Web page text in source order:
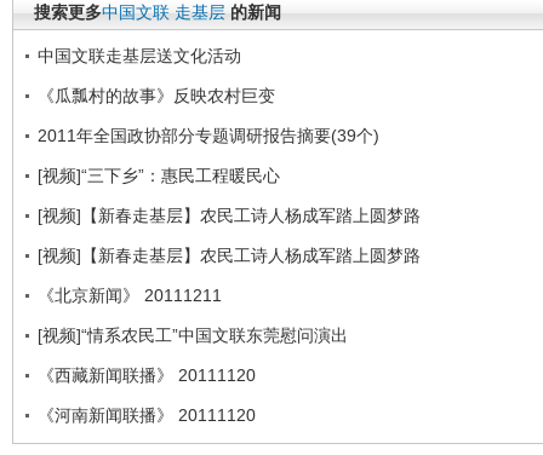
搜索更多中国文联 走基层 的新闻
中国文联走基层送文化活动
《瓜瓢村的故事》反映农村巨变
2011年全国政协部分专题调研报告摘要(39个)
[视频]“三下乡”：惠民工程暖民心
[视频]【新春走基层】农民工诗人杨成军踏上圆梦路
[视频]【新春走基层】农民工诗人杨成军踏上圆梦路
《北京新闻》 20111211
[视频]“情系农民工”中国文联东莞慰问演出
《西藏新闻联播》 20111120
《河南新闻联播》 20111120